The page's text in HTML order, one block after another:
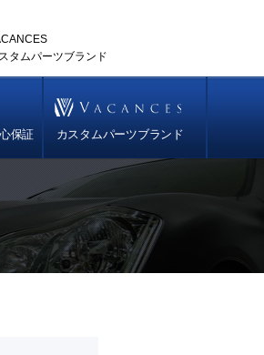
タムパーツブランド
保証 カスタムパーツブランド